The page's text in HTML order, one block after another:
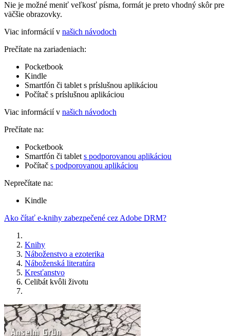
Nie je možné meniť veľkosť písma, formát je preto vhodný skôr pre
väčšie obrazovky.
Viac informácií v našich návodoch
Prečítate na zariadeniach:
Pocketbook
Kindle
Smartfón či tablet s príslušnou aplikáciou
Počítač s príslušnou aplikáciou
Viac informácií v našich návodoch
Prečítate na:
Pocketbook
Smartfón či tablet s podporovanou aplikáciou
Počítač s podporovanou aplikáciou
Neprečítate na:
Kindle
Ako čítať e-knihy zabezpečené cez Adobe DRM?
Knihy
Náboženstvo a ezoterika
Náboženská literatúra
Kresťanstvo
Celibát kvôli životu